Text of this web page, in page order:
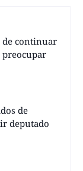
de continuar
de
deputado